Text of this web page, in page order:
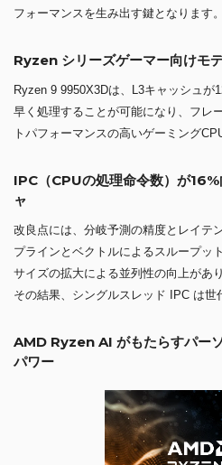
フォーマンスを生み出す鍵となります。
Ryzen シリーズゲーマー向けモ
Ryzen 9 9950X3Dは、L3キャッシュが
早く処理することが可能になり、フレ
トパフォーマンスの高いゲーミング
IPC（CPUの処理命令数）が
ャ
改良点には、分岐予測の精度とレイテ
プラインとベクトルによるスループッ
サイズの拡大による並列性の向上があり
その結果、シングルスレッド IPC は世
AMD Ryzen AI がもたらすパー
パワー